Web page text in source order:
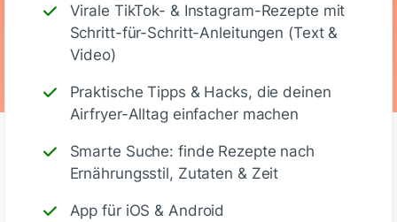
Virale TikTok- & Instagram-Rezepte mit
Schritt-für-Schritt-Anleitungen (Text &
Video)
Praktische Tipps & Hacks, die deinen
Airfryer-Alltag einfacher machen
Smarte Suche: finde Rezepte nach
Ernährungsstil, Zutaten & Zeit
App für iOS & Android
Kalorien Eiweiß KH Fett
Kommentare(2)